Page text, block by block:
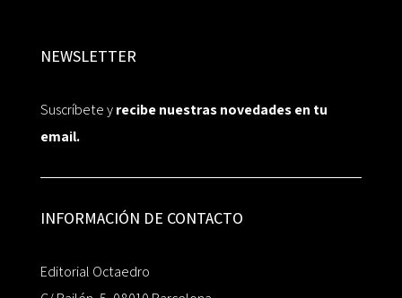
NEWSLETTER
Suscríbete yrecibe nuestras novedades en tu
email.
INFORMACIÓN DE CONTACTO
Editorial Octaedro